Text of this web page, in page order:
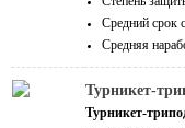
Средний срок
Средняя
Турникет-
Турникет-